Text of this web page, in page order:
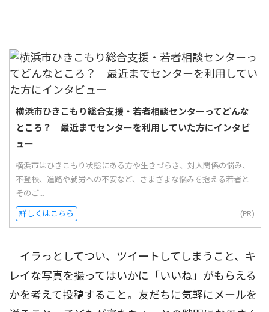
横浜市ひきこもり総合支援・若者相談センターってどんな
ところ？ 最近までセンターを利用していた方にインタビ
ュー
横浜市はひきこもり状態にある方や生きづらさ、対人関係の悩み、
不登校、進路や就労への不安など、さまざまな悩みを抱える若者と
そのご...
詳しくはこちら (PR)
イラっとしてつい、ツイートしてしまうこと、キ
レイな写真を撮ってはいかに「いいね」がもらえる
かを考えて投稿すること。友だちに気軽にメールを